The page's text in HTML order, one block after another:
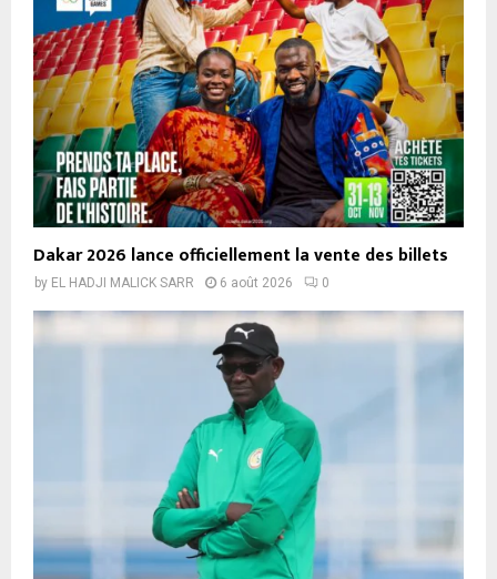
Dakar 2026 lance officiellement la vente des billets
by EL HADJI MALICK SARR 6 août 2026 0